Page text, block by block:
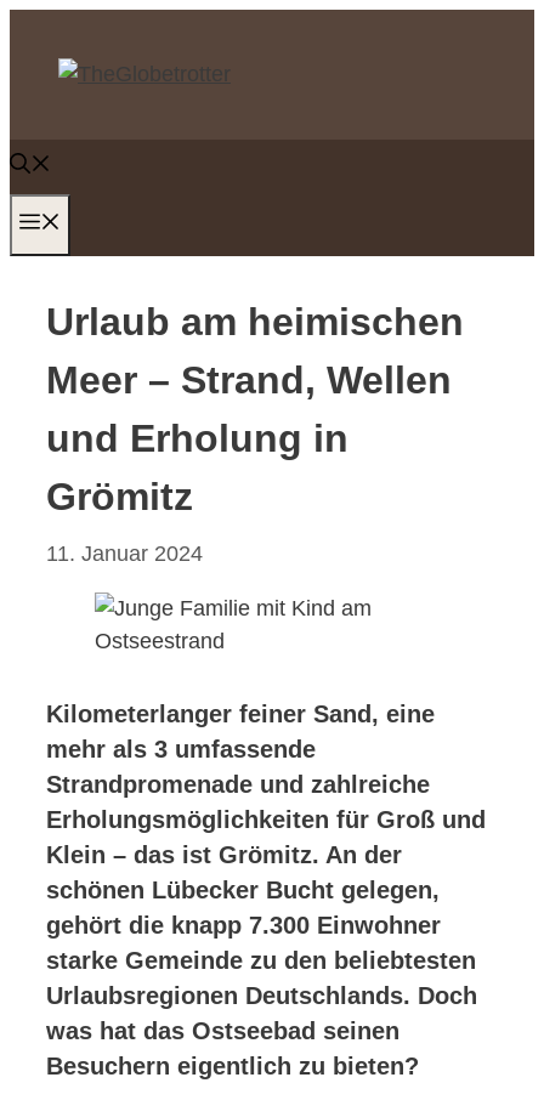
Inhalt
springen
Urlaub am heimischen
Meer – Strand, Wellen
und Erholung in
Grömitz
11. Januar 2024
Kilometerlanger feiner Sand, eine
mehr als 3 umfassende
Strandpromenade und zahlreiche
Erholungsmöglichkeiten für Groß und
Klein – das ist Grömitz. An der
schönen Lübecker Bucht gelegen,
gehört die knapp 7.300 Einwohner
starke Gemeinde zu den beliebtesten
Urlaubsregionen Deutschlands. Doch
was hat das Ostseebad seinen
Besuchern eigentlich zu bieten?